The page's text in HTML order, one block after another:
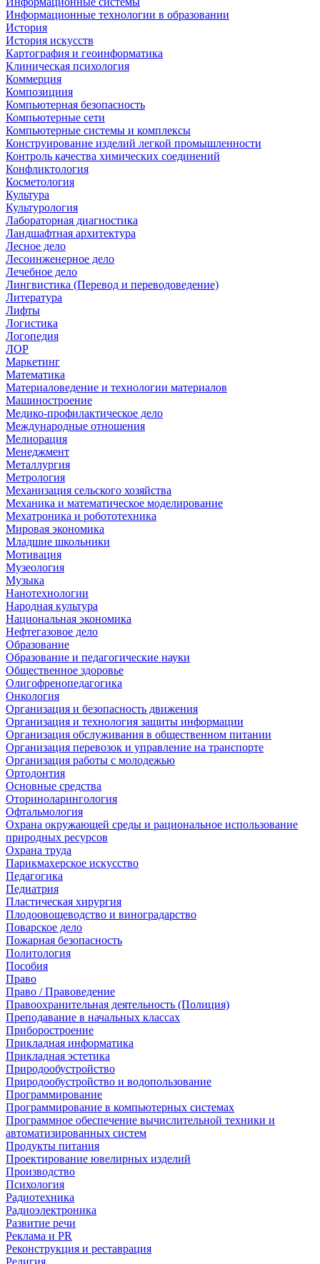
Информационные технологии в образовании
История
История искусств
Картография и геоинформатика
Клиническая психология
Коммерция
Композициия
Компьютерная безопасность
Компьютерные сети
Компьютерные системы и комплексы
Конструирование изделий легкой промышленности
Контроль качества химических соединений
Конфликтология
Косметология
Культура
Культурология
Лабораторная диагностика
Ландшафтная архитектура
Лесное дело
Лесоинженерное дело
Лечебное дело
Лингвистика (Перевод и переводоведение)
Литература
Лифты
Логистика
Логопедия
ЛОР
Маркетинг
Математика
Материаловедение и технологии материалов
Машиностроение
Медико-профилактическое дело
Международные отношения
Мелиорация
Менеджмент
Металлургия
Метрология
Механизация сельского хозяйства
Механика и математическое моделирование
Мехатроника и робототехника
Мировая экономика
Младшие школьники
Мотивация
Музеология
Музыка
Нанотехнологии
Народная культура
Национальная экономика
Нефтегазовое дело
Образование
Образование и педагогические науки
Общественное здоровье
Олигофренопедагогика
Онкология
Организация и безопасность движения
Организация и технология защиты информации
Организация обслуживания в общественном питании
Организация перевозок и управление на транспорте
Организация работы с молодежью
Ортодонтия
Основные средства
Оториноларингология
Офтальмология
Охрана окружающей среды и рациональное использование
природных ресурсов
Охрана труда
Парикмахерское искусство
Педагогика
Педиатрия
Пластическая хирургия
Плодоовощеводство и виноградарство
Поварское дело
Пожарная безопасность
Политология
Пособия
Право
Право / Правоведение
Правоохранительная деятельность (Полиция)
Преподавание в начальных классах
Приборостроение
Прикладная информатика
Прикладная эстетика
Природообустройство
Природообустройство и водопользование
Программирование
Программирование в компьютерных системах
Программное обеспечение вычислительной техники и
автоматизированных систем
Продукты питания
Проектирование ювелирных изделий
Производство
Психология
Радиотехника
Радиоэлектроника
Развитие речи
Реклама и PR
Реконструкция и реставрация
Религия